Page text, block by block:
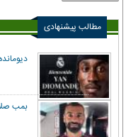
مطالب پیشنهادی
بمب